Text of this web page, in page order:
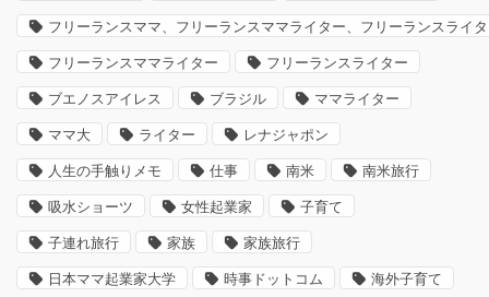
フリーランスママ、フリーランスママライター、フリーランスライ
フリーランスママライター フリーランスライター
ブエノスアイレス ブラジル ママライター
ママ大 ライター レナジャポン
人生の手触りメモ 仕事 南米 南米旅行
吸水ショーツ 女性起業家 子育て
子連れ旅行 家族 家族旅行
日本ママ起業家大学 時事ドットコム 海外子育て